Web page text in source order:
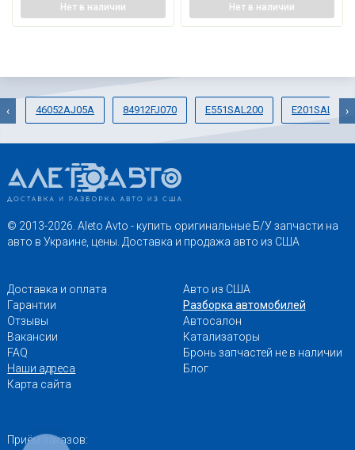
Нет в наличии Нет в наличии
46052AJ05A 84912FJ070 E551SAL200 E201SAL000
‹ ›
© 2013-2026. Aleto Avto - купить оригинальные Б/У запчасти на
авто в Украине, цены. Доставка и продажа авто из США
Доставка и оплата
Гарантии
Отзывы
Вакансии
FAQ
Наши адреса
Карта сайта
Авто из США
Разборка автомобилей
Автосалон
Катализаторы
Бронь запчастей не в наличии
Блог
Приём заказов: